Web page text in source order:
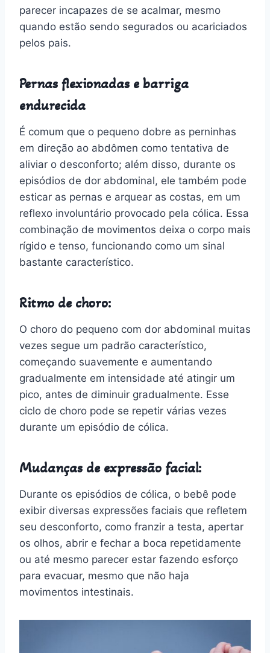
parecer incapazes de se acalmar, mesmo
quando estão sendo segurados ou acariciados
pelos pais.
Pernas flexionadas e barriga
endurecida
É comum que o pequeno dobre as perninhas
em direção ao abdômen como tentativa de
aliviar o desconforto; além disso, durante os
episódios de dor abdominal, ele também pode
esticar as pernas e arquear as costas, em um
reflexo involuntário provocado pela cólica. Essa
combinação de movimentos deixa o corpo mais
rígido e tenso, funcionando como um sinal
bastante característico.
Ritmo de choro:
O choro do pequeno com dor abdominal muitas
vezes segue um padrão característico,
começando suavemente e aumentando
gradualmente em intensidade até atingir um
pico, antes de diminuir gradualmente. Esse
ciclo de choro pode se repetir várias vezes
durante um episódio de cólica.
Mudanças de expressão facial:
Durante os episódios de cólica, o bebê pode
exibir diversas expressões faciais que refletem
seu desconforto, como franzir a testa, apertar
os olhos, abrir e fechar a boca repetidamente
ou até mesmo parecer estar fazendo esforço
para evacuar, mesmo que não haja
movimentos intestinais.